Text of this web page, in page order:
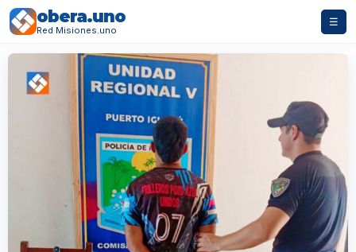
obera.uno
Red Misiones.uno
☰